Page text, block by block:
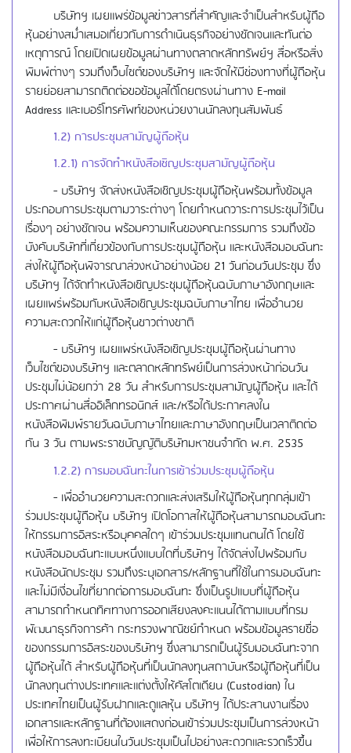
บริษัทฯ เผยแพร่ข้อมูลข่าวสารที่สำคัญและจำเป็นสำหรับผู้ถือ
หุ้นอย่างสม่ำเสมอเกี่ยวกับการดำเนินธุรกิจอย่างชัดเจนและทันต่อ
เหตุการณ์ โดยเปิดเผยข้อมูลผ่านทางตลาดหลักทรัพย์ฯ สื่อหรือสิ่ง
พิมพ์ต่างๆ รวมถึงเว็บไซต์ของบริษัทฯ และจัดให้มีช่องทางที่ผู้ถือหุ้น
รายย่อยสามารถติดต่อขอข้อมูลได้โดยตรงผ่านทาง E-mail
Address และเบอร์โทรศัพท์ของหน่วยงานนักลงทุนสัมพันธ์
1.2) การประชุมสามัญผู้ถือหุ้น
1.2.1) การจัดทำหนังสือเชิญประชุมสามัญผู้ถือหุ้น
- บริษัทฯ จัดส่งหนังสือเชิญประชุมผู้ถือหุ้นพร้อมทั้งข้อมูล
ประกอบการประชุมตามวาระต่างๆ โดยกำหนดวาระการประชุมไว้เป็น
เรื่องๆ อย่างชัดเจน พร้อมความเห็นของคณะกรรมการ รวมถึงข้อ
บังคับบริษัทที่เกี่ยวข้องกับการประชุมผู้ถือหุ้น และหนังสือมอบฉันทะ
ส่งให้ผู้ถือหุ้นพิจารณาล่วงหน้าอย่างน้อย 21 วันก่อนวันประชุม ซึ่ง
บริษัทฯ ได้จัดทำหนังสือเชิญประชุมผู้ถือหุ้นฉบับภาษาอังกฤษและ
เผยแพร่พร้อมกับหนังสือเชิญประชุมฉบับภาษาไทย เพื่ออำนวย
ความสะดวกให้แก่ผู้ถือหุ้นชาวต่างชาติ
- บริษัทฯ เผยแพร่หนังสือเชิญประชุมผู้ถือหุ้นผ่านทาง
เว็บไซต์ของบริษัทฯ และตลาดหลักทรัพย์เป็นการล่วงหน้าก่อนวัน
ประชุมไม่น้อยกว่า 28 วัน สำหรับการประชุมสามัญผู้ถือหุ้น และได้
ประกาศผ่านสื่ออิเล็กทรอนิกส์ และ/หรือได้ประกาศลงใน
หนังสือพิมพ์รายวันฉบับภาษาไทยและภาษาอังกฤษเป็นเวลาติดต่อ
กัน 3 วัน ตามพระราชบัญญัติบริษัทมหาชนจำกัด พ.ศ. 2535
1.2.2) การมอบฉันทะในการเข้าร่วมประชุมผู้ถือหุ้น
- เพื่ออำนวยความสะดวกและส่งเสริมให้ผู้ถือหุ้นทุกกลุ่มเข้า
ร่วมประชุมผู้ถือหุ้น บริษัทฯ เปิดโอกาสให้ผู้ถือหุ้นสามารถมอบฉันทะ
ให้กรรมการอิสระหรือบุคคลใดๆ เข้าร่วมประชุมแทนตนได้ โดยใช้
หนังสือมอบฉันทะแบบหนึ่งแบบใดที่บริษัทฯ ได้จัดส่งไปพร้อมกับ
หนังสือนัดประชุม รวมถึงระบุเอกสาร/หลักฐานที่ใช้ในการมอบฉันทะ
และไม่มีเงื่อนไขที่ยากต่อการมอบฉันทะ ซึ่งเป็นรูปแบบที่ผู้ถือหุ้น
สามารถกำหนดทิศทางการออกเสียงลงคะแนนได้ตามแบบที่กรม
พัฒนาธุรกิจการค้า กระทรวงพาณิชย์กำหนด พร้อมข้อมูลรายชื่อ
ของกรรมการอิสระของบริษัทฯ ซึ่งสามารถเป็นผู้รับมอบฉันทะจาก
ผู้ถือหุ้นได้ สำหรับผู้ถือหุ้นที่เป็นนักลงทุนสถาบันหรือผู้ถือหุ้นที่เป็น
นักลงทุนต่างประเทศและแต่งตั้งให้คัสโตเดียน (Custodian) ใน
ประเทศไทยเป็นผู้รับฝากและดูแลหุ้น บริษัทฯ ได้ประสานงานเรื่อง
เอกสารและหลักฐานที่ต้องแสดงก่อนเข้าร่วมประชุมเป็นการล่วงหน้า
เพื่อให้การลงทะเบียนในวันประชุมเป็นไปอย่างสะดวกและรวดเร็วขึ้น